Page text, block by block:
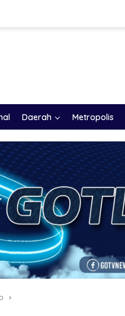
Daerah Metropolis